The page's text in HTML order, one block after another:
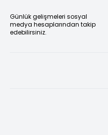
Günlük gelişmeleri sosyal
medya hesaplarından takip
edebilirsiniz.